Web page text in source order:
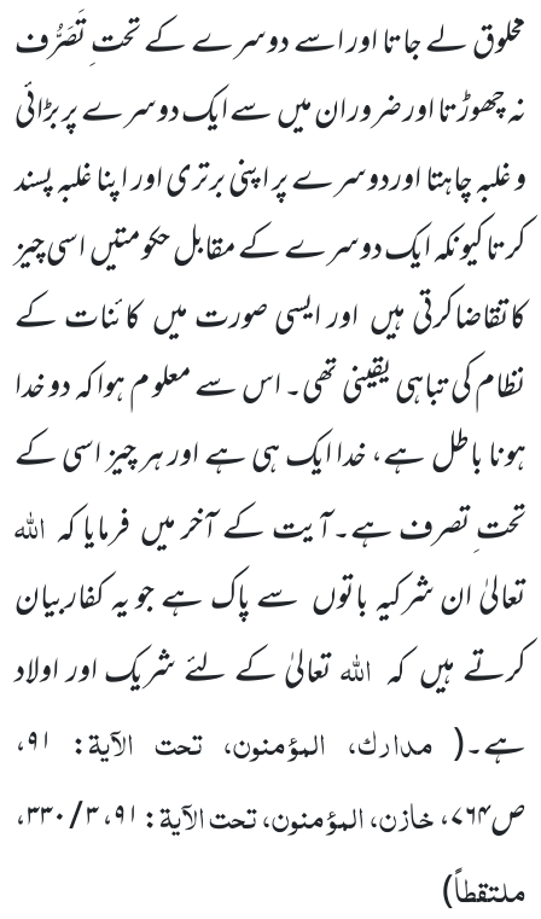
مخلوق لے جاتا اور اسے دوسرے کے تحت ِتَصَرُّف
نہ چھوڑتا اور ضرور ان میںسے ایک دوسرے پر بڑائی
و غلبہ چاہتا اوردوسرے پر اپنی برتری اور اپنا غلبہ پسند
کرتا کیونکہ ایک دوسرے کے مقابل حکومتیںاسی چیز
کاتقاضاکرتی ہیں اور ایسی صورت میںکائنات کے
نظام کی تباہی یقینی تھی۔ اس سے معلو م ہوا کہ دو خدا
ہونا باطل ہے، خدا ایک ہی ہے اور ہر چیز اسی کے
تحت ِتصرف ہے۔آیت کے آخر میںفرمایا کہ اللہ
تعالیٰ ان شرکیہ باتوں سے پاک ہے جو یہ کفاربیان
کرتے ہیں کہ اللہتعالیٰ کے لئے شریک اور اولاد
ہے۔( مدارک، المؤمنون، تحت الآیۃ: ۹۱،
ص۷۶۴،خازن، المؤمنون، تحت الآیۃ:۹۱،۳ / ۳۳۰ ،
ملتقطاً)